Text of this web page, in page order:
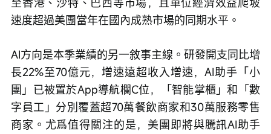
速度超過美團當年在國內成熟市場的同期水平。
AI方向是本季業績的另一敘事主線。研發開支同比增
長22%至70億元，增速遠超收入增速，AI助手「小
團」已被置於App導航欄C位，「智能掌櫃」和「數
字員工」分別覆蓋超70萬餐飲商家和30萬服務零售
商家。尤爲值得關注的是，美團即將與騰訊AI助手